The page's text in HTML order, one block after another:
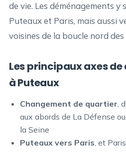
de vie. Les déménagements
Puteaux et Paris, mais aussi
voisines de la boucle nord
Les principaux axes
à Puteaux
Changement de quartier,
aux abords de La Défense
la Seine
Puteaux vers Paris, et